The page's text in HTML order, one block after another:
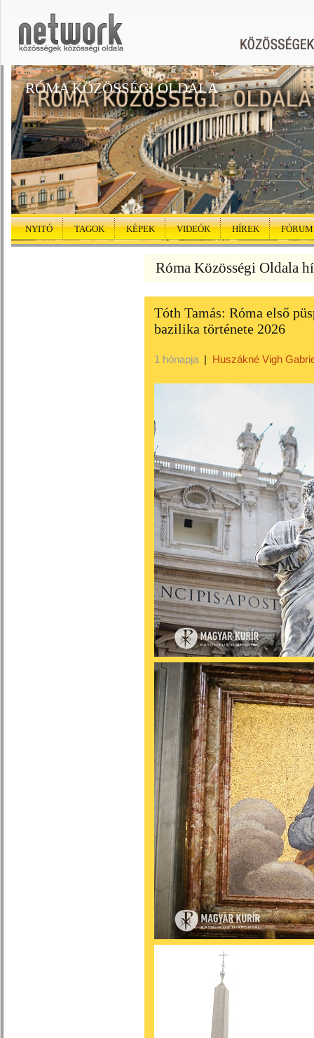
RÓMA KÖZÖSSÉGI OLDALA
NYITÓ TAGOK KÉPEK VIDEÓK HÍREK FÓRUM
Róma Közösségi Oldala
Tóth Tamás: Róma első
bazilika története 2026
1 hónapja | Huszákné Vigh